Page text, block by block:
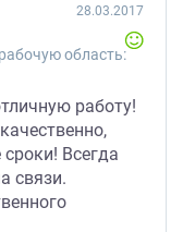
область:
28.03.2017
работу!
Всегда
связи.